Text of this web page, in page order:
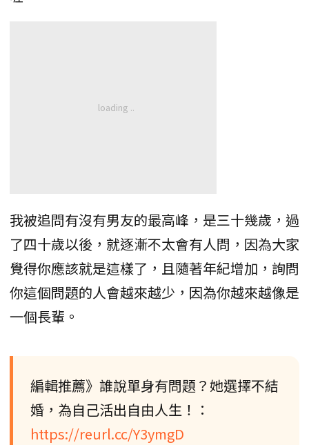
我被追問有沒有男友的最高峰，是三十幾歲，過
了四十歲以後，就逐漸不太會有人問，因為大家
覺得你應該就是這樣了，且隨著年紀增加，詢問
你這個問題的人會越來越少，因為你越來越像是
一個長輩。
編輯推薦》誰說單身有問題？她選擇不結
婚，為自己活出自由人生！：
https://reurl.cc/Y3ymgD